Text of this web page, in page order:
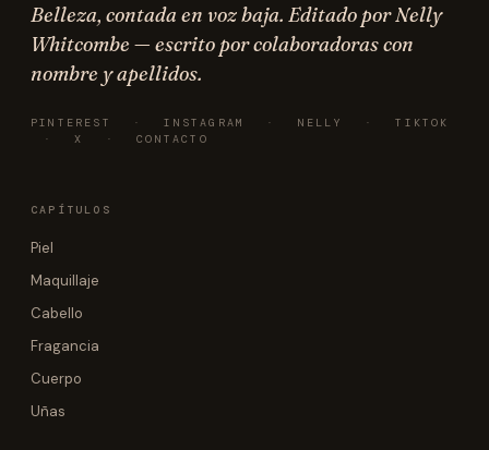
Belleza, contada en voz baja. Editado por Nelly
Whitcombe — escrito por colaboradoras con
nombre y apellidos.
PINTEREST · INSTAGRAM · NELLY ·
TIKTOK
·
X · CONTACTO
CAPÍTULOS
Piel
Maquillaje
Cabello
Fragancia
Cuerpo
Uñas